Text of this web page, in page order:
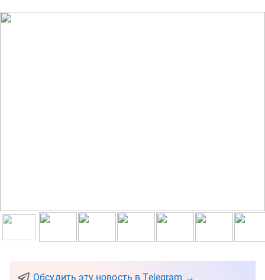
Обсудить эту новость в Telegram →